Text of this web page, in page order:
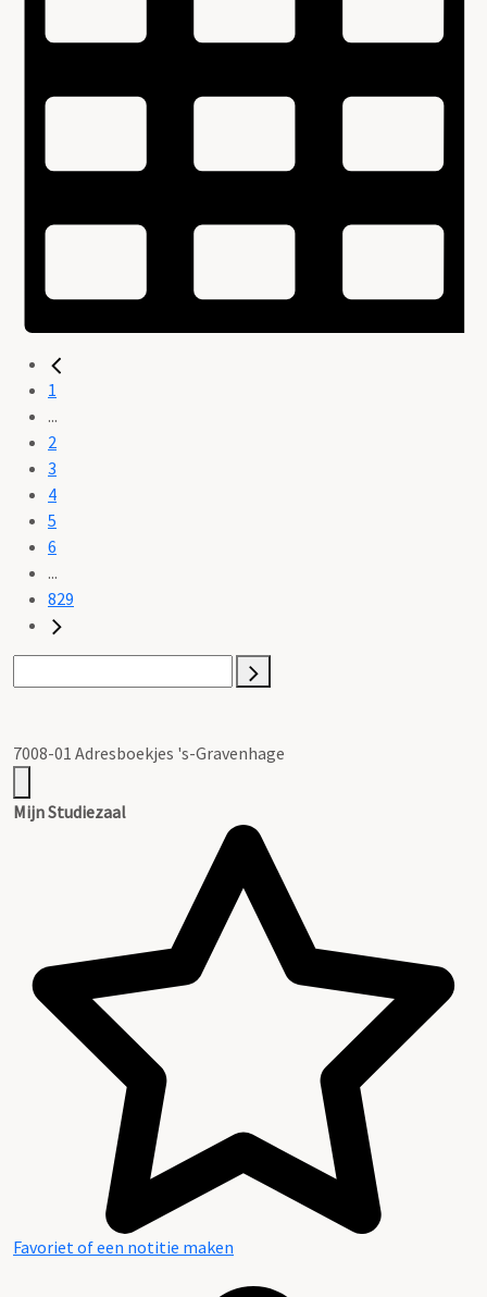
1
...
2
3
4
5
6
...
829
7008-01 Adresboekjes 's-Gravenhage
Mijn Studiezaal
Favoriet of een notitie maken